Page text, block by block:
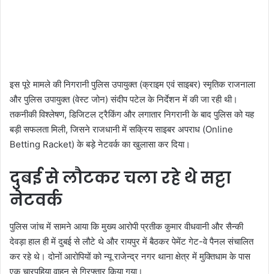
इस पूरे मामले की निगरानी पुलिस उपायुक्त (क्राइम एवं साइबर) स्मृतिक राजनाला
और पुलिस उपायुक्त (वेस्ट जोन) संदीप पटेल के निर्देशन में की जा रही थी।
तकनीकी विश्लेषण, डिजिटल ट्रैकिंग और लगातार निगरानी के बाद पुलिस को यह
बड़ी सफलता मिली, जिसने राजधानी में सक्रिय साइबर अपराध (Online
Betting Racket) के बड़े नेटवर्क का खुलासा कर दिया।
दुबई से लौटकर चला रहे थे सट्टा
नेटवर्क
पुलिस जांच में सामने आया कि मुख्य आरोपी प्रतीक कुमार वीधवानी और सैन्की
देवड़ा हाल ही में दुबई से लौटे थे और रायपुर में बैठकर पेमेंट गेट-वे पैनल संचालित
कर रहे थे। दोनों आरोपियों को न्यू राजेन्द्र नगर थाना क्षेत्र में मुक्तिधाम के पास
एक चारपहिया वाहन से गिरफ्तार किया गया।